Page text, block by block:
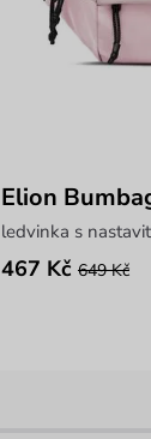
Elion
ledvinka s
467 Kč 649 Kč